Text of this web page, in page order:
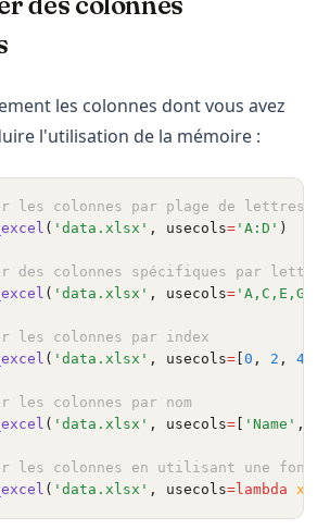
les colonnes dont vous avez
l'utilisation de la mémoire :
les colonnes par plage de lettres
( 'data.xlsx' , usecols= 'A:D' )
des colonnes spécifiques par lettre
( 'data.xlsx' , usecols= 'A,C,E,G'
les colonnes par index
( 'data.xlsx' , usecols= 0 , 2 , 4
les colonnes par nom
( 'data.xlsx' , usecols= 'Name' ,
les colonnes en utilisant une
( 'data.xlsx' , usecols=lambda x